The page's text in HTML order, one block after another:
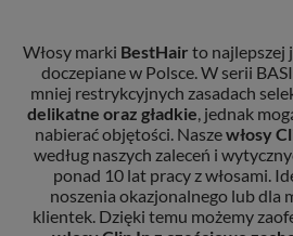
Włosy marki BestHair to najlepszej
doczepiane w Polsce. W serii
mniej restrykcyjnych zasadach
delikatne oraz gładkie , jednak
nabierać objętości. Naszewłosy
według naszych zaleceń i
ponad 10 lat pracy z włosami.
noszenia okazjonalnego lub dla
klientek. Dzięki temu możemy